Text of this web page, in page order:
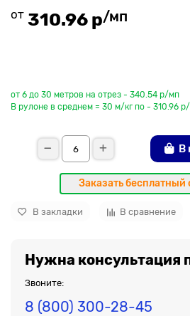
от 310.96 р/мп
от 6 до 30 метров на отрез - 340.54 р/мп
В рулоне в среднем = 30 м/кг по - 310.96
В
Заказать бесплатный
В закладки В сравнение
Нужна консультация
Звоните:
8 (800) 300-28-45